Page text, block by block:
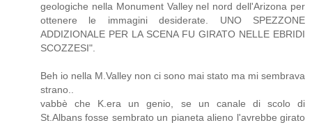
geologiche nella Monument Valley nel nord dell'Arizona per
ottenere le immagini desiderate. UNO SPEZZONE
ADDIZIONALE PER LA SCENA FU GIRATO NELLE EBRIDI
SCOZZESI".
Beh io nella M.Valley non ci sono mai stato ma mi sembrava
strano..
vabbè che K.era un genio, se un canale di scolo di
St.Albans fosse sembrato un pianeta alieno l'avrebbe girato